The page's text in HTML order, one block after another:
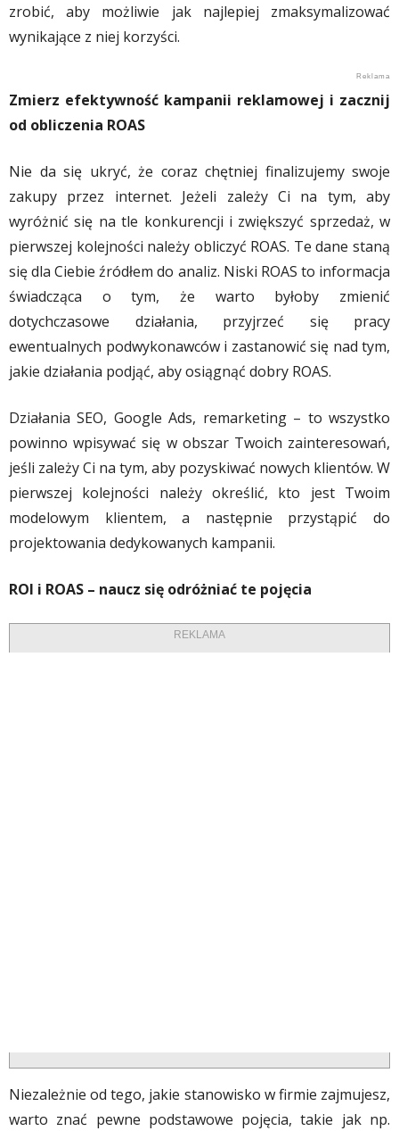
zrobić, aby możliwie jak najlepiej zmaksymalizować
wynikające z niej korzyści.
Zmierz efektywność kampanii reklamowej i zacznij
od obliczenia ROAS
Nie da się ukryć, że coraz chętniej finalizujemy swoje
zakupy przez internet. Jeżeli zależy Ci na tym, aby
wyróżnić się na tle konkurencji i zwiększyć sprzedaż, w
pierwszej kolejności należy obliczyć ROAS. Te dane staną
się dla Ciebie źródłem do analiz. Niski ROAS to informacja
świadcząca o tym, że warto byłoby zmienić
dotychczasowe działania, przyjrzeć się pracy
ewentualnych podwykonawców i zastanowić się nad tym,
jakie działania podjąć, aby osiągnąć dobry ROAS.
Działania SEO, Google Ads, remarketing – to wszystko
powinno wpisywać się w obszar Twoich zainteresowań,
jeśli zależy Ci na tym, aby pozyskiwać nowych klientów. W
pierwszej kolejności należy określić, kto jest Twoim
modelowym klientem, a następnie przystąpić do
projektowania dedykowanych kampanii.
ROI i ROAS – naucz się odróżniać te pojęcia
REKLAMA
Niezależnie od tego, jakie stanowisko w firmie zajmujesz,
warto znać pewne podstawowe pojęcia, takie jak np.